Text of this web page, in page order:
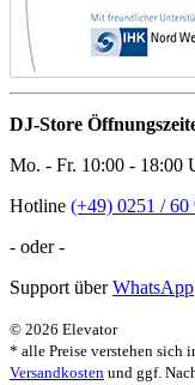
DJ-Store
Mo. - Fr. 10:00 - 18:00
Hotline (+49) 0251 / 60
- oder -
Support überWhatsApp
© 2026 Elevator
* alle Preise verstehen sich
Versandkosten und ggf.